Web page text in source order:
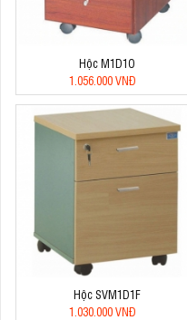
Hộc M1D1O
1.056.000 VNĐ
Hộc SVM1D1F
1.030.000 VNĐ